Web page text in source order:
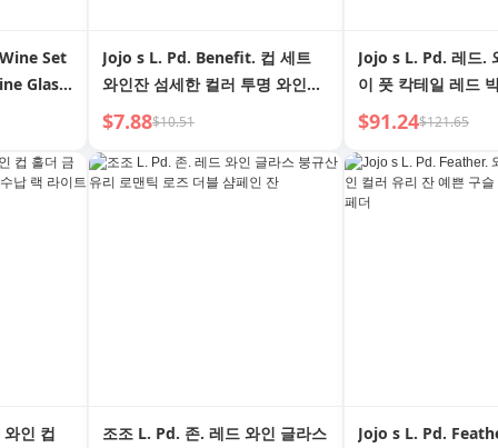
Set
Glass
Jojo s L. Pd. Benefit. 컵 세트
와인잔 섬세한 컬러 투명 와인잔
가정용 | 터치
$7.88$10.51
Jojo s L. Pd. 레드.
이 풋 칵테일 레드
딩 디너 | Red FU
$91.24$121.65
인 컵
조조 L. Pd. 존. 레드 와인 글라스
Jojo s L. Pd.